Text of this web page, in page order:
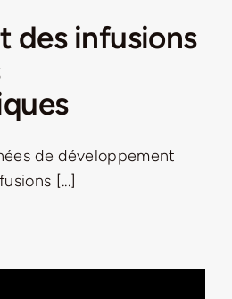
des infusions
de développement
[...]